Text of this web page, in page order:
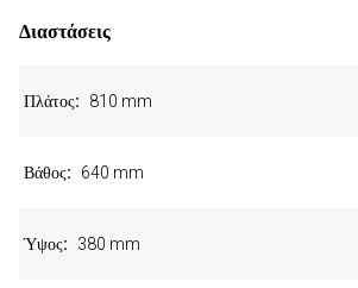
Διαστάσεις
Πλάτος 810 mm
Βάθος 640 mm
Ύψος 380 mm